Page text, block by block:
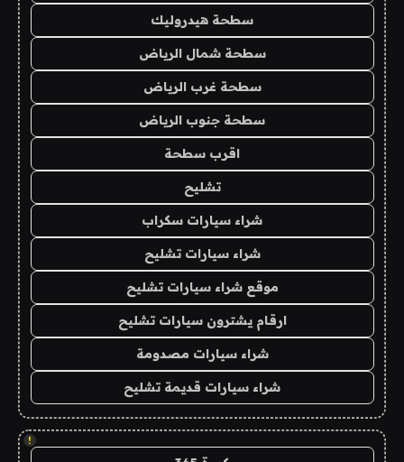
سطحة هيدروليك
سطحة شمال الرياض
سطحة غرب الرياض
سطحة جنوب الرياض
اقرب سطحة
تشليح
شراء سيارات سكراب
شراء سيارات تشليح
موقع شراء سيارات تشليح
ارقام يشترون سيارات تشليح
شراء سيارات مصدومة
شراء سيارات قديمة تشليح
!